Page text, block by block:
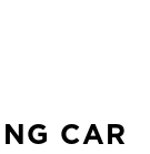
CAR